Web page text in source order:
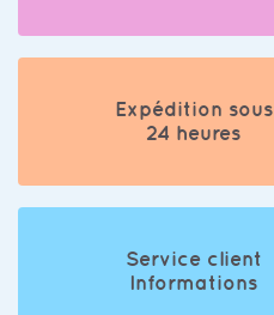
Expédition sous
24 heures
Service client
Informations